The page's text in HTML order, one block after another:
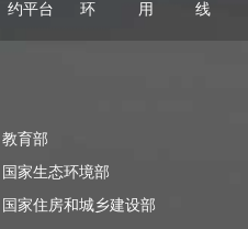
约平台
环
用
线
教育部
国家生态环境部
国家住房和城乡建设部